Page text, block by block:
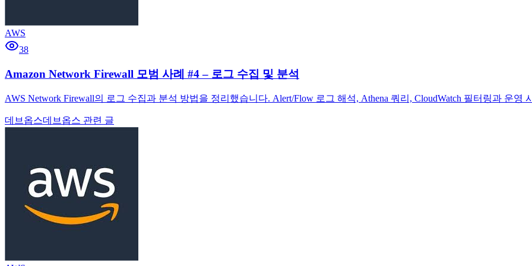
AWS
38
Amazon Network Firewall 모범 사례 #4 – 로그 수집 및 분석
AWS Network Firewall의 로그 수집과 분석 방법을 정리했습니다. Alert/Flow 로그 해석, Athena 쿼리, CloudWatch 필터링과 운영
데브옵스데브옵스 관련 글